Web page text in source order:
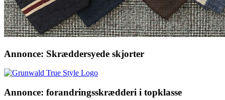
Annonce: Skræddersyede skjorter
Annonce: forandringsskrædderi i topklasse